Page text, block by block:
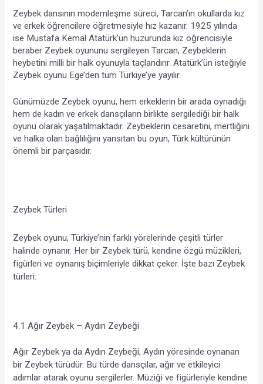
Zeybek dansının modernleşme süreci, Tarcan’ın okullarda kız
ve erkek öğrencilere öğretmesiyle hız kazanır. 1925 yılında
ise Mustafa Kemal Atatürk’ün huzurunda kız öğrencisiyle
beraber Zeybek oyununu sergileyen Tarcan, Zeybeklerin
heybetini milli bir halk oyunuyla taçlandırır. Atatürk’ün isteğiyle
Zeybek oyunu Ege’den tüm Türkiye’ye yayılır.
Günümüzde Zeybek oyunu, hem erkeklerin bir arada oynadığı
hem de kadın ve erkek dansçıların birlikte sergilediği bir halk
oyunu olarak yaşatılmaktadır. Zeybeklerin cesaretini, mertliğini
ve halka olan bağlılığını yansıtan bu oyun, Türk kültürünün
önemli bir parçasıdır.
Zeybek Türleri
Zeybek oyunu, Türkiye’nin farklı yörelerinde çeşitli türler
halinde oynanır. Her bir Zeybek türü, kendine özgü müzikleri,
figürleri ve oynanış biçimleriyle dikkat çeker. İşte bazı Zeybek
türleri:
4.1 Ağır Zeybek – Aydın Zeybeği
Ağır Zeybek ya da Aydın Zeybeği, Aydın yöresinde oynanan
bir Zeybek türüdür. Bu türde dansçılar, ağır ve etkileyici
adımlar atarak oyunu sergilerler. Müziği ve figürleriyle kendine